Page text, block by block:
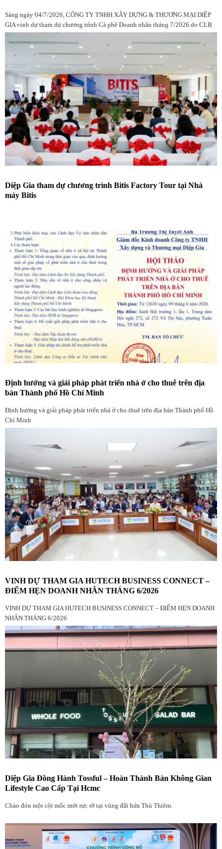
Sáng ngày 04/7/2026, CÔNG TY TNHH XÂY DỰNG & THƯƠNG MẠI DIỆP
GIA vinh dự tham dự chương trình Cà phê Doanh nhân tháng 7/2026 do CLB
viên, doanh nghiệp và khách mời.
Diệp Gia tham dự chương trình Bitis Factory Tour tại Nhà
máy Bitis
Định hướng và giải pháp phát triển nhà ở cho thuê trên địa
bàn Thành phố Hồ Chí Minh
Định hướng và giải pháp phát triển nhà ở cho thuê trên địa bàn Thành phố Hồ
Chí Minh
VINH DỰ THAM GIA HUTECH BUSINESS CONNECT –
ĐIỂM HẸN DOANH NHÂN THÁNG 6/2026
VINH DỰ THAM GIA HUTECH BUSINESS CONNECT – ĐIỂM HẸN DOANH
NHÂN THÁNG 6/2026
Diệp Gia Đồng Hành Tossful – Hoàn Thành Bàn Không Gian
Lifestyle Cao Cấp Tại Hcmc
Chào đón một cột mốc mới rực rỡ tại vùng đất hứa Thủ Thiêm.